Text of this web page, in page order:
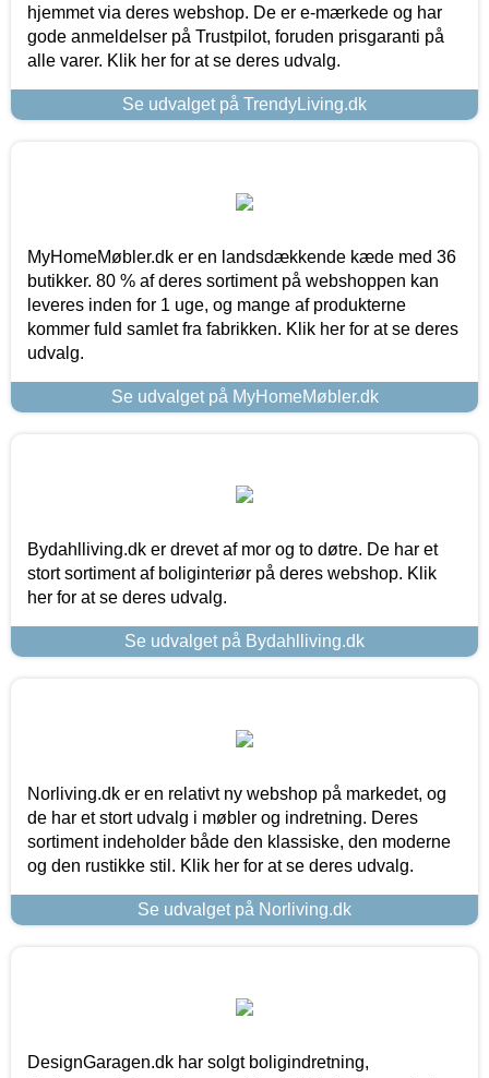
hjemmet via deres webshop. De er e-mærkede og har
gode anmeldelser på Trustpilot, foruden prisgaranti på
alle varer. Klik her for at se deres udvalg.
Se udvalget på TrendyLiving.dk
MyHomeMøbler.dk er en landsdækkende kæde med 36
butikker. 80 % af deres sortiment på webshoppen kan
leveres inden for 1 uge, og mange af produkterne
kommer fuld samlet fra fabrikken. Klik her for at se deres
udvalg.
Se udvalget på MyHomeMøbler.dk
Bydahlliving.dk er drevet af mor og to døtre. De har et
stort sortiment af boliginteriør på deres webshop. Klik
her for at se deres udvalg.
Se udvalget på Bydahlliving.dk
Norliving.dk er en relativt ny webshop på markedet, og
de har et stort udvalg i møbler og indretning. Deres
sortiment indeholder både den klassiske, den moderne
og den rustikke stil. Klik her for at se deres udvalg.
Se udvalget på Norliving.dk
DesignGaragen.dk har solgt boligindretning,